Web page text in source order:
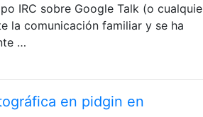
IRC sobre Google Talk (o
la comunicación familiar y se ha
…
en pidgin en